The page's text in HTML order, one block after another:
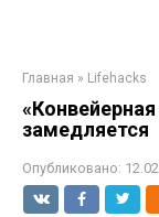
Главная » Lifehacks
замедляется
Опубликовано: